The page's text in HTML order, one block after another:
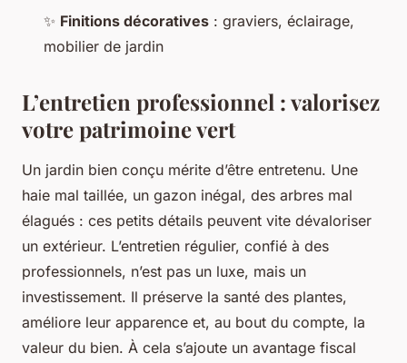
✨ Finitions décoratives : graviers, éclairage,
mobilier de jardin
L’entretien professionnel : valorisez
votre patrimoine vert
Un jardin bien conçu mérite d’être entretenu. Une
haie mal taillée, un gazon inégal, des arbres mal
élagués : ces petits détails peuvent vite dévaloriser
un extérieur. L’entretien régulier, confié à des
professionnels, n’est pas un luxe, mais un
investissement. Il préserve la santé des plantes,
améliore leur apparence et, au bout du compte, la
valeur du bien. À cela s’ajoute un avantage fiscal